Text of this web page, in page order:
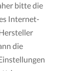
bitte die
Internet-
die